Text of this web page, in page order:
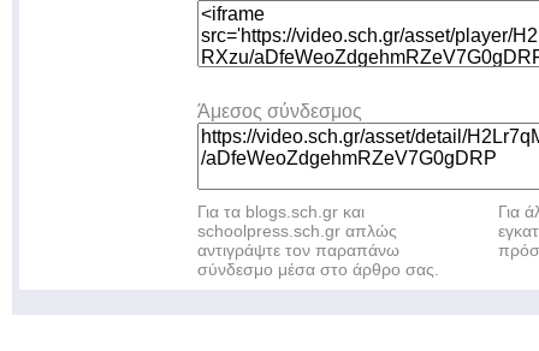
Άμεσος σύνδεσμος
Για τα blogs.sch.gr και
schoolpress.sch.gr απλώς
αντιγράψτε τον παραπάνω
σύνδεσμο μέσα στο άρθρο σας.
Για